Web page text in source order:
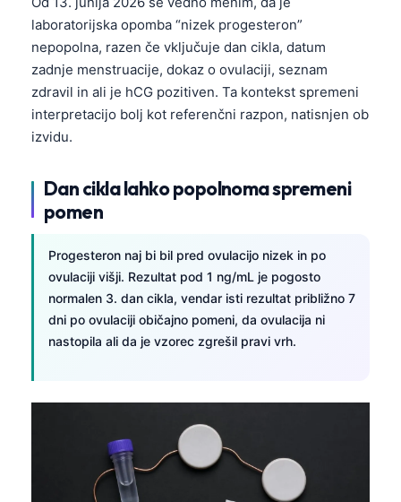
laboratorijska opomba “nizek progesteron”
nepopolna, razen če vključuje dan cikla, datum
zadnje menstruacije, dokaz o ovulaciji, seznam
zdravil in ali je hCG pozitiven. Ta kontekst spremeni
interpretacijo bolj kot referenčni razpon, natisnjen ob
izvidu.
Dan cikla lahko popolnoma spremeni
pomen
Progesteron naj bi bil pred ovulacijo nizek in po
ovulaciji višji. Rezultat pod 1 ng/mL je pogosto
normalen 3. dan cikla, vendar isti rezultat približno 7
dni po ovulaciji običajno pomeni, da ovulacija ni
nastopila ali da je vzorec zgrešil pravi vrh.